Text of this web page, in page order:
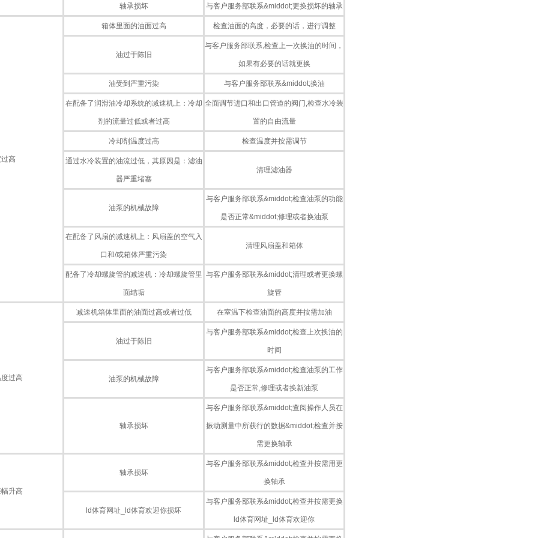
轴承损坏 与客户服务部联系&middot;更换损坏的轴承
高
箱体里面的油面过高 检查油面的高度，必要的话，进行调整
油过于陈旧
与客户服务部联系,检查上一次换油的时间，
如果有必要的话就更换
油受到严重污染 与客户服务部联系&middot;换油
在配备了润滑油冷却系统的减速机上：冷却
剂的流量过低或者过高
全面调节进口和出口管道的阀门,检查水冷装
置的自由流量
冷却剂温度过高 检查温度并按需调节
通过水冷装置的油流过低，其原因是：滤油
器严重堵塞
清理滤油器
油泵的机械故障
与客户服务部联系&middot;检查油泵的功能
是否正常&middot;修理或者换油泵
在配备了风扇的减速机上：风扇盖的空气入
口和/或箱体严重污染
清理风扇盖和箱体
配备了冷却螺旋管的减速机：冷却螺旋管里
面结垢
与客户服务部联系&middot;清理或者更换螺
旋管
过高
减速机箱体里面的油面过高或者过低 在室温下检查油面的高度并按需加油
油过于陈旧
与客户服务部联系&middot;检查上次换油的
时间
油泵的机械故障
与客户服务部联系&middot;检查油泵的工作
是否正常,修理或者换新油泵
轴承损坏
与客户服务部联系&middot;查阅操作人员在
振动测量中所获行的数据&middot;检查并按
需更换轴承
升高
轴承损坏
与客户服务部联系&middot;检查并按需用更
换轴承
ld体育网址_ld体育欢迎你损坏
与客户服务部联系&middot;检查并按需更换
ld体育网址_ld体育欢迎你